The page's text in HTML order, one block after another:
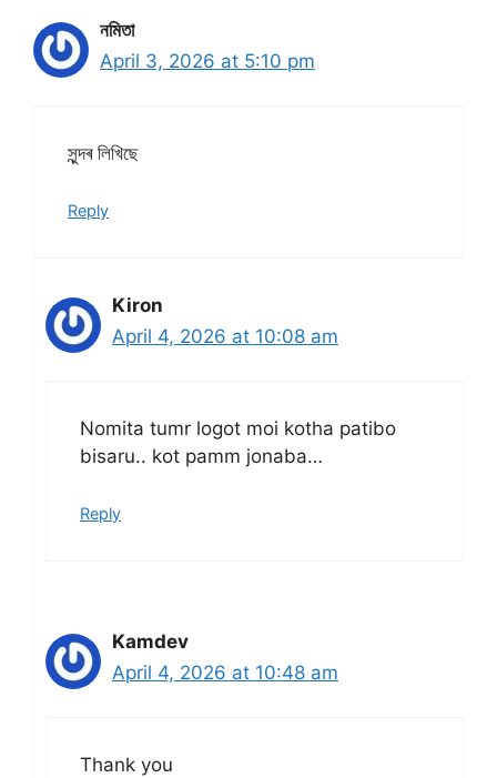
নমিতা
April 3, 2026 at 5:10 pm
সুন্দৰ লিখিছে
Reply
Kiron
April 4, 2026 at 10:08 am
Nomita tumr logot moi kotha patibo
bisaru.. kot pamm jonaba…
Reply
Kamdev
April 4, 2026 at 10:48 am
Thank you